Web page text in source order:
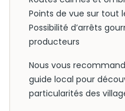
Points de vue sur tout
Possibilité d’arrêts
producteurs
Nous vous
guide local pour
particularités des